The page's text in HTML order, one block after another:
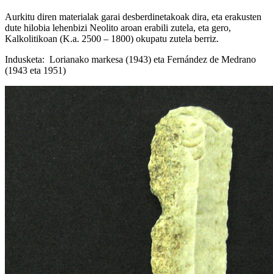
Aurkitu diren materialak garai desberdinetakoak dira, eta erakusten
dute hilobia lehenbizi Neolito aroan erabili zutela, eta gero,
Kalkolitikoan (K.a. 2500 – 1800) okupatu zutela berriz.
Indusketa: Lorianako markesa (1943) eta Fernández de Medrano
(1943 eta 1951)